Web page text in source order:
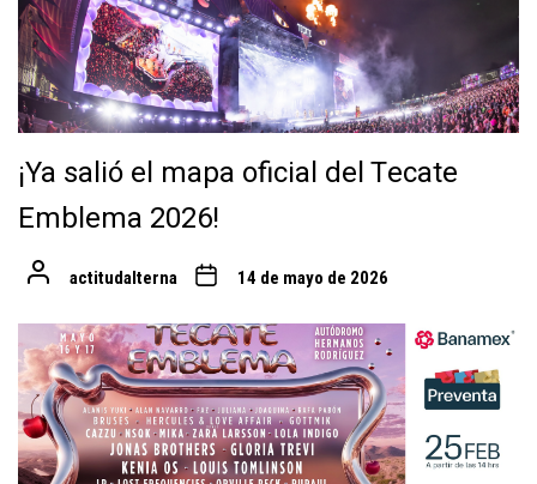
¡Ya salió el mapa oficial del Tecate
Emblema 2026!
actitudalterna 14 de mayo de 2026